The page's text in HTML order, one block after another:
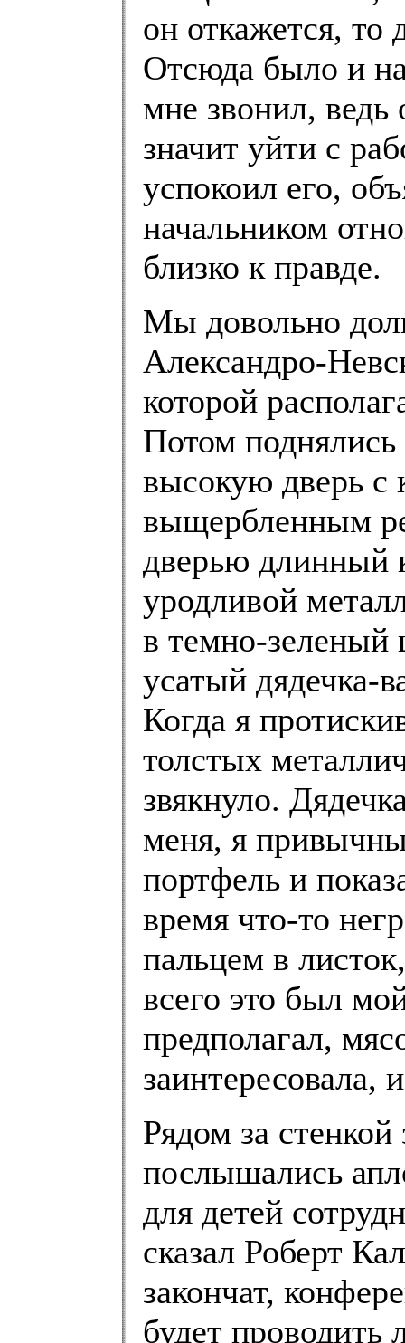
он откажется, то
Отсюда было и
мне звонил, ведь
значит уйти с
успокоил его,
начальником
близко к правде.
Мы довольно
Александро-
которой
Потом
высокую дверь с
выщербленным
дверью длинный
уродливой
в темно-зеленый
усатый дядечка-
Когда я
толстых
звякнуло.
меня, я
портфель и
время что-то
пальцем в
всего это был
предполагал,
Рядом за
послышались
для детей
сказал Роберт
закончат,
будет